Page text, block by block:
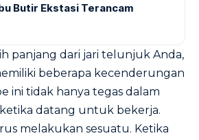
Butir Ekstasi Terancam
panjang dari jari telunjuk Anda,
beberapa kecenderungan
ini tidak hanya tegas dalam
datang untuk bekerja.
melakukan sesuatu. Ketika